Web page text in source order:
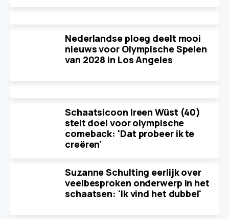
Nederlandse ploeg deelt mooi
nieuws voor Olympische Spelen
van 2028 in Los Angeles
Schaatsicoon Ireen Wüst (40)
stelt doel voor olympische
comeback: 'Dat probeer ik te
creëren'
Suzanne Schulting eerlijk over
veelbesproken onderwerp in het
schaatsen: 'Ik vind het dubbel'